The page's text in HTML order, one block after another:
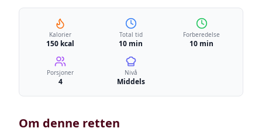
Kalorier
150 kcal
Total tid
10 min
Forberedelse
10 min
Porsjoner
4
Nivå
Middels
Om denne retten